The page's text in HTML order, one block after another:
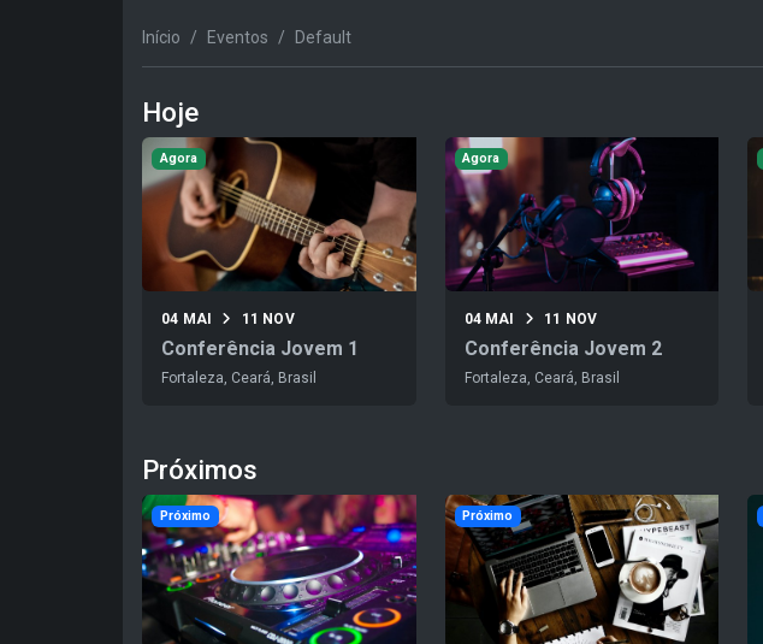
Início Eventos Default
Hoje
04 MAI 11 NOV
Conferência Jovem 1
Fortaleza, Ceará, Brasil
Agora
04 MAI 11 NOV
Conferência Jovem 2
Fortaleza, Ceará, Brasil
Agora
Próximos
Próximo Próximo